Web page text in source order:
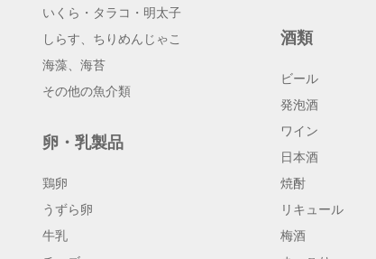
いくら・タラコ・明太子
しらす、ちりめんじゃこ
海藻、海苔
その他の魚介類
卵・乳製品
鶏卵
うずら卵
牛乳
酒類
ビール
発泡酒
ワイン
日本酒
焼酎
リキュール
梅酒